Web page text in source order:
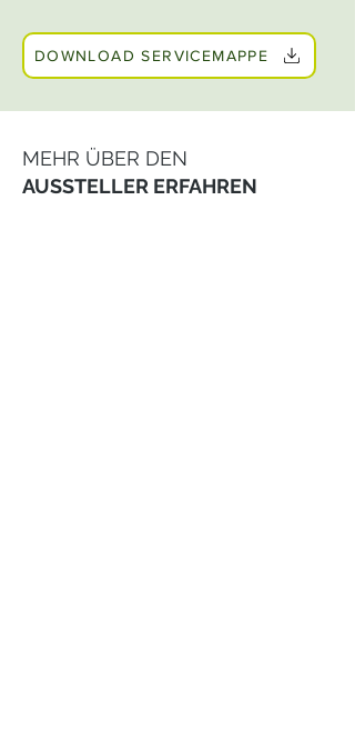
DOWNLOAD SERVICEMAPPE
MEHR ÜBER DEN
AUSSTELLER ERFAHREN